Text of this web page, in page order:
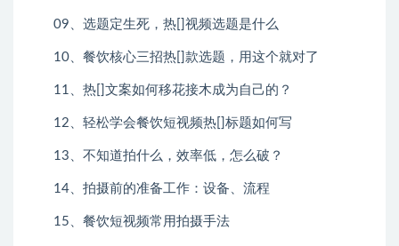
09、选题定生死，热[]视频选题是什么
10、餐饮核心三招热[]款选题，用这个就对了
11、热[]文案如何移花接木成为自己的？
12、轻松学会餐饮短视频热[]标题如何写
13、不知道拍什么，效率低，怎么破？
14、拍摄前的准备工作：设备、流程
15、餐饮短视频常用拍摄手法